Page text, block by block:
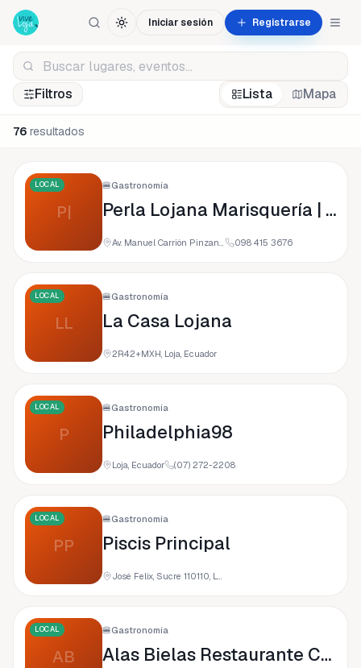
Iniciar sesión Registrarse
Filtros Lista Mapa
76 resultados
P|
LOCAL 🍔Gastronomía
Perla Lojana Marisquería | marisquería | ceviche | Restaurant | Mirador | Loja |
Av. Manuel Carrión Pinzano y de paso 110101, 110101 Loja, Ecuador 098 415 3676
LL
LOCAL 🍔Gastronomía
La Casa Lojana
2R42+MXH, Loja, Ecuador
P
LOCAL 🍔Gastronomía
Philadelphia98
Loja, Ecuador (07) 272-2208
PP
LOCAL 🍔Gastronomía
Piscis Principal
José Felix, Sucre 110110, Loja, Ecuador
AB
LOCAL 🍔Gastronomía
Alas Bielas Restaurante Café Bar